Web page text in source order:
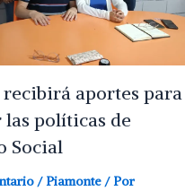
aportes para
políticas de
Social
/Piamonte / Por